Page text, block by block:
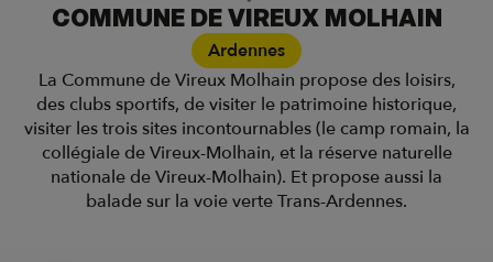
COMMUNE DE VIREUX MOLHAIN
Ardennes
La Commune de Vireux Molhain propose des loisirs,
des clubs sportifs, de visiter le patrimoine historique,
visiter les trois sites incontournables (le camp romain, la
collégiale de Vireux-Molhain, et la réserve naturelle
nationale de Vireux-Molhain). Et propose aussi la
balade sur la voie verte Trans-Ardennes.